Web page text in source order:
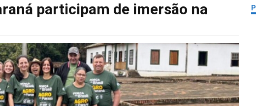
participam de imersão na